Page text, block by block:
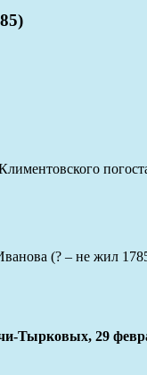
(? – не жил
Тырковых, 29